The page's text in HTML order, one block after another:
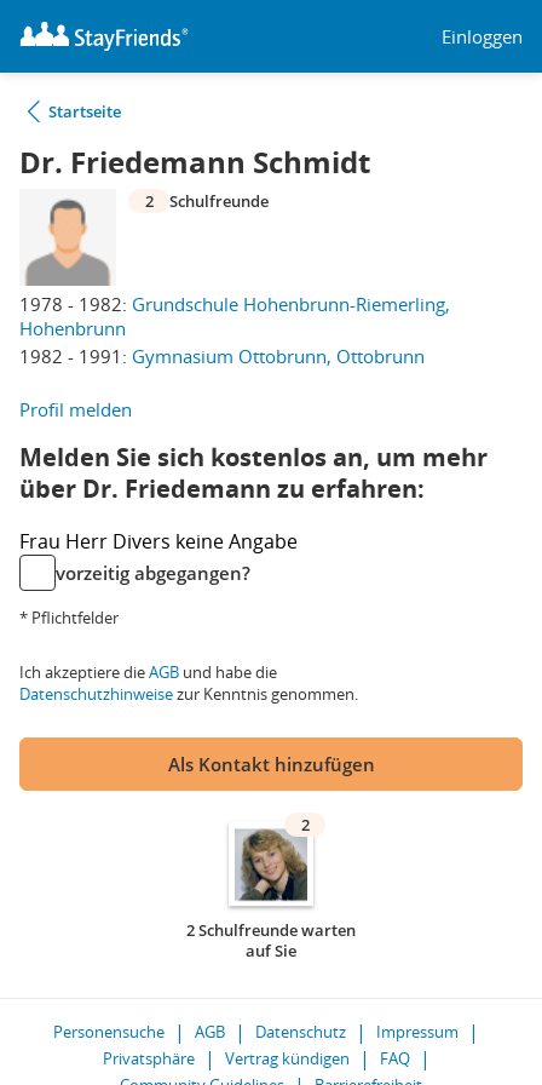
Einloggen
Startseite
Dr. Friedemann Schmidt
1978 - 1982: Grundschule Hohenbrunn-Riemerling,
Hohenbrunn
1982 - 1991: Gymnasium Ottobrunn, Ottobrunn
2 Schulfreunde
Profil melden
Melden Sie sich kostenlos an, um mehr
über Dr. Friedemann zu erfahren:
Frau Herr Divers keine Angabe
vorzeitig abgegangen?
* Pflichtfelder
Ich akzeptiere dieAGB und habe die
Datenschutzhinweisezur Kenntnis genommen.
Als Kontakt hinzufügen
2
2 Schulfreunde warten
auf Sie
Personensuche AGB Datenschutz
Impressum
Privatsphäre
Vertrag kündigen
FAQ